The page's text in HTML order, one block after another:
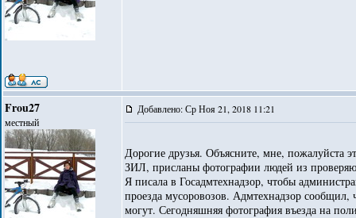
Frou27
местный
Добавлено: Ср Ноя 21, 2018 11:21
Дорогие друзья. Объясните, мне, пожалуйста
ЗИЛ, присланы фотографии людей из
Я писала в Госадмтехнадзор, чтобы
проезда мусоровозов. Адмтехнадзор
могут. Сегодняшняя фотография въезда на